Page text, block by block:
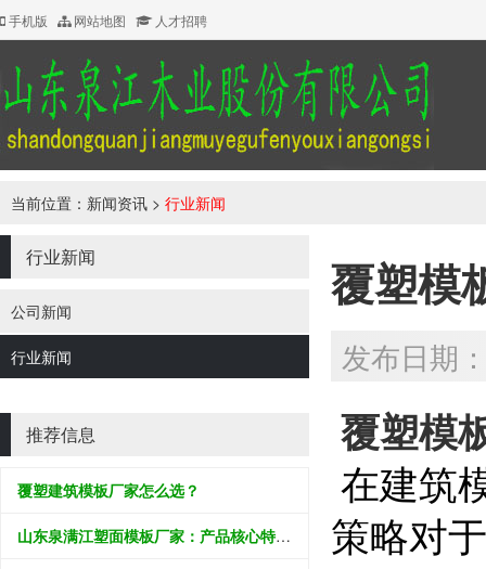
手机版 网站地图 人才招聘
当前位置： 新闻资讯 > 行业新闻
行业新闻
公司新闻
行业新闻
推荐信息
覆塑建筑模板厂家怎么选？
山东泉满江塑面模板厂家：产品核心特性与工程应用解析
覆塑模
发布日期
覆塑模
在建筑
策略对